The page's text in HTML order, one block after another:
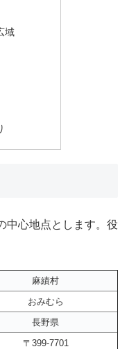
域
中心地点とします。役
麻績村
おみむら
長野県
〒399-7701